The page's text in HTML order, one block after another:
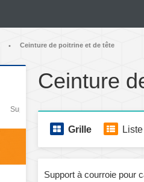
• Ceinture de poitrine et de tête
Ceinture
Grille Liste
Support à courroie pour
Supprimer
élément